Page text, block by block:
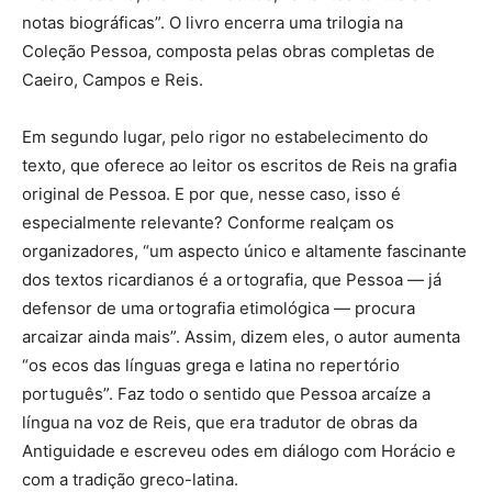
notas biográficas”. O livro encerra uma trilogia na
Coleção Pessoa, composta pelas obras completas de
Caeiro, Campos e Reis.
Em segundo lugar, pelo rigor no estabelecimento do
texto, que oferece ao leitor os escritos de Reis na grafia
original de Pessoa. E por que, nesse caso, isso é
especialmente relevante? Conforme realçam os
organizadores, “um aspecto único e altamente fascinante
dos textos ricardianos é a ortografia, que Pessoa — já
defensor de uma ortografia etimológica — procura
arcaizar ainda mais”. Assim, dizem eles, o autor aumenta
“os ecos das línguas grega e latina no repertório
português”. Faz todo o sentido que Pessoa arcaíze a
língua na voz de Reis, que era tradutor de obras da
Antiguidade e escreveu odes em diálogo com Horácio e
com a tradição greco-latina.